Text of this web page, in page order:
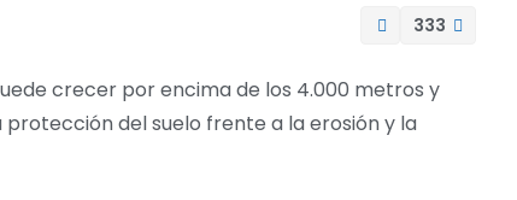
333
crecer por encima de los 4.000 metros y
del suelo frente a la erosión y la